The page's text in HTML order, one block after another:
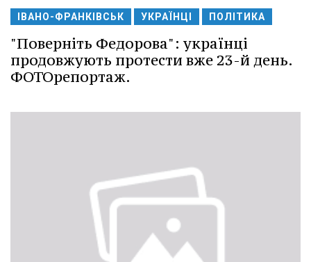
ІВАНО-ФРАНКІВСЬК УКРАЇНЦІ ПОЛІТИКА
"Поверніть Федорова": українці
продовжують протести вже 23-й день.
ФОТОрепортаж.